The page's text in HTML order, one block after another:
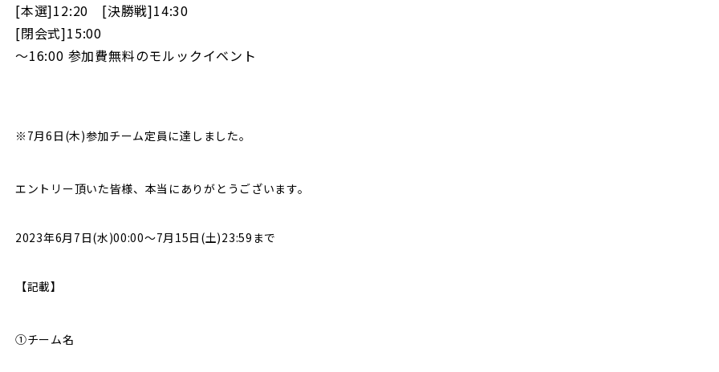
[本選]12:20 [決勝戦]14:30
[閉会式]15:00
～16:00 参加費無料のモルックイベント
※7月6日(木)参加チーム定員に達しました。
エントリー頂いた皆様、本当にありがとうございます。
2023年6月7日(水)00:00～7月15日(土)23:59まで
【記載】
①チーム名